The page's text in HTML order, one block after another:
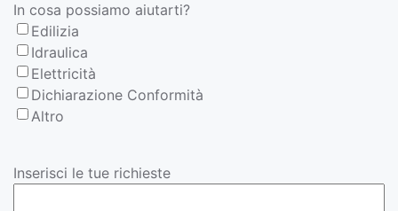
In cosa possiamo aiutarti?
Edilizia
Idraulica
Elettricità
Dichiarazione Conformità
Altro
Inserisci le tue richieste